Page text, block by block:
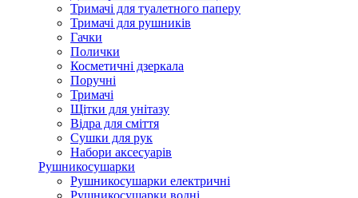
Тримачі для туалетного паперу
Тримачі для рушників
Гачки
Полички
Косметичні дзеркала
Поручні
Тримачі
Щітки для унітазу
Відра для сміття
Сушки для рук
Набори аксесуарів
Рушникосушарки
Рушникосушарки електричні
Рушникосушарки водні